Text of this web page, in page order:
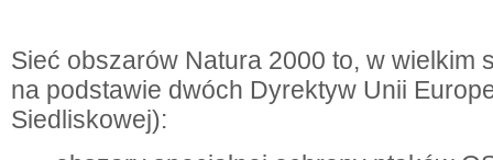
Sieć obszarów Natura 2000 to, w wielkim
na podstawie dwóch Dyrektyw Unii
Siedliskowej):